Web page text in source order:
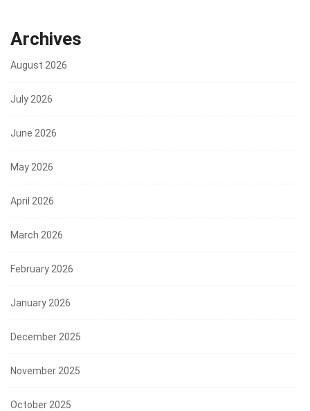
Archives
August 2026
July 2026
June 2026
May 2026
April 2026
March 2026
February 2026
January 2026
December 2025
November 2025
October 2025